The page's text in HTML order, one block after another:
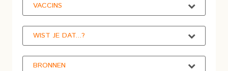
VACCINS
WIST JE DAT...?
BRONNEN